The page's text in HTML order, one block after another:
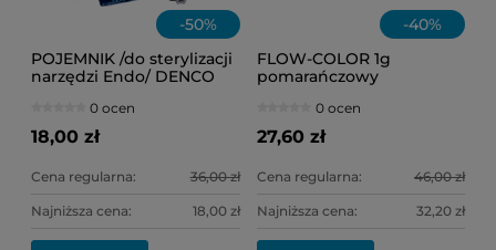
-50%
POJEMNIK /do sterylizacji
narzędzi Endo/ DENCO
0 ocen
18,00 zł
Cena regularna: 36,00 zł
Najniższa cena: 18,00 zł
-40%
FLOW-COLOR 1g
pomarańczowy
0 ocen
27,60 zł
Cena regularna: 46,00 zł
Najniższa cena: 32,20 zł